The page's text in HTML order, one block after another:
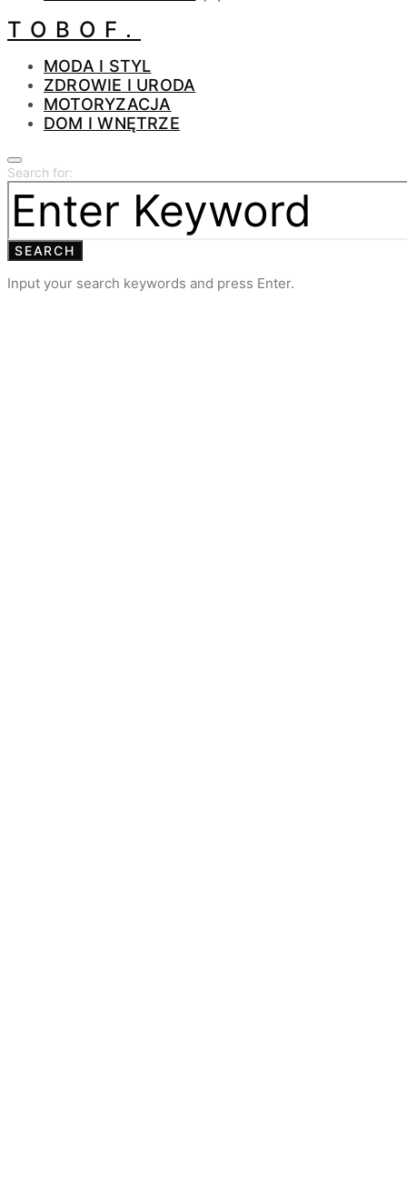
TOBOF.
MODA I STYL
ZDROWIE I URODA
MOTORYZACJA
DOM I WNĘTRZE
Search for:
SEARCH
Input your search keywords and press Enter.